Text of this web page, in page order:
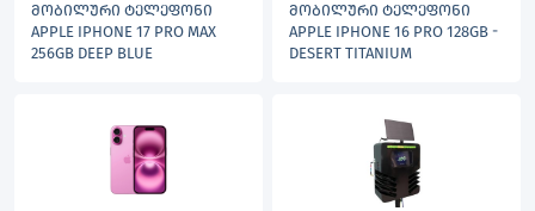
ᲛᲝᲑᲘᲚᲣᲠᲘ ᲢᲔᲚᲔᲤᲝᲜᲘ
APPLE IPHONE 17 PRO MAX
256GB DEEP BLUE
ᲛᲝᲑᲘᲚᲣᲠᲘ ᲢᲔᲚᲔᲤᲝᲜᲘ
APPLE IPHONE 16 PRO 128GB -
DESERT TITANIUM